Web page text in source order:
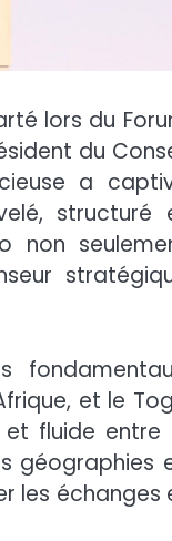
lors du
du
a
structuré
non
et le
fluide entre
géographies
les échanges